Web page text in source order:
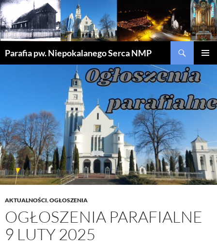
Parafia pw. Niepokalanego Serca NMP
AKTUALNOŚCI,OGŁOSZENIA
OGŁOSZENIA PARAFIALNE
9 LUTY 2025